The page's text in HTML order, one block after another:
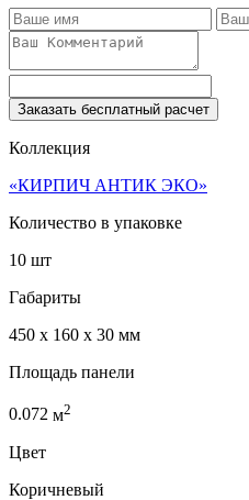
Заказать бесплатный расчет
Коллекция
«КИРПИЧ АНТИК ЭКО»
Количество в упаковке
10 шт
Габариты
450 x 160 x 30 мм
Площадь панели
0.072 м2
Цвет
Коричневый